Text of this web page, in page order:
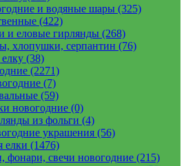
и водяные шары (325)
(422)
и еловые гирлянды (268)
хлопушки, серпантин (76)
(38)
(2271)
(7)
(59)
новогодние (0)
из фольги (4)
украшения (56)
елки (1476)
фонари, свечи новогодние (215)